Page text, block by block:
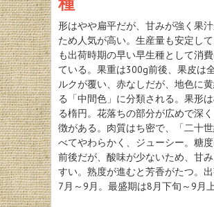
形はやや扁平だが、甘みが強く果
ため人気が高い。生産量も安定し
も出荷時期の早い早生種として消
ている。果重は300g前後、果皮は
ルクが覆い、赤なしだが、地色に
る「中間色」に分類される。果形
る楕円。花落ちの部分が広めで深
徴がある。肉質はち密で、「二十
べてやわらかく、ジューシー。糖
前後だが、酸味が少ないため、甘
すい。熟度が進むと芳香がたつ。
7月～9月。最盛期は8月下旬～9月上